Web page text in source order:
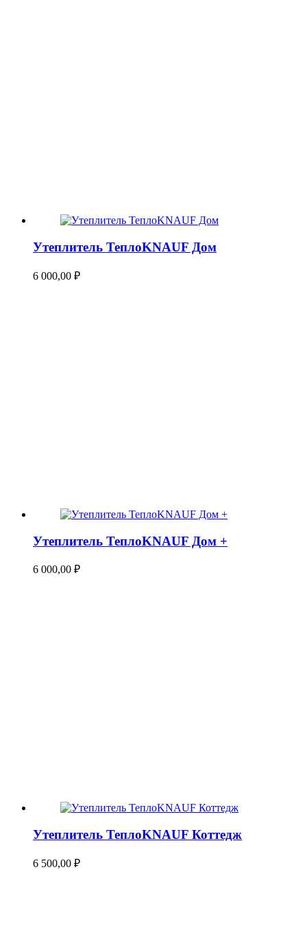
Утеплитель ТеплоKNAUF Дом
6 000,00 ₽
Утеплитель ТеплоKNAUF Дом +
6 000,00 ₽
Утеплитель ТеплоKNAUF Коттедж
6 500,00 ₽